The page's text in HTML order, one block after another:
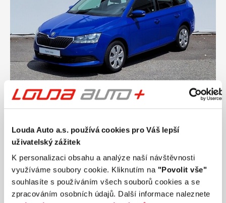
Louda Auto a.s. používá cookies pro Váš lepší
uživatelský zážitek
K personalizaci obsahu a analýze naší návštěvnosti
využíváme soubory cookie. Kliknutím na "Povolit vše"
souhlasíte s používáním všech souborů cookies a se
zpracováním osobních údajů. Další informace naleznete
Ročník2019
ŠKODA FABIA Active 1.0 TSI 70 kW manuál,
Nájezd
76 982 km
Výkon
Benzín
Převodovka
Manuální
219 990 Kčs DPH
Přidat k porovnání